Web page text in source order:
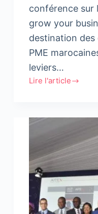
conférence sur
grow your
destination des
PME
leviers…
Lire l'article
Intelcia
organisent
une
conférence